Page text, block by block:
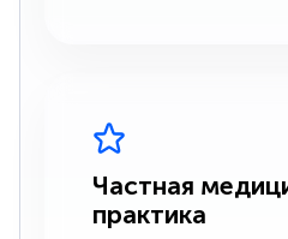
Частная
практика